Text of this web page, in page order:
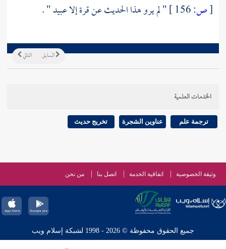
[ص: " لم يرو هذا الحديث عنقرةإلاعبيد" .
التالي السابق
الخدمات العلمية
ترجمة علم عناوين الشجرة تخريج حديث
وثيقة الخصوصية اتفاقية الخدمة اتصل بنا من نحن
جميع الحقوق محفوظة © 2026 - 1998 لشبكة إسلام ويب